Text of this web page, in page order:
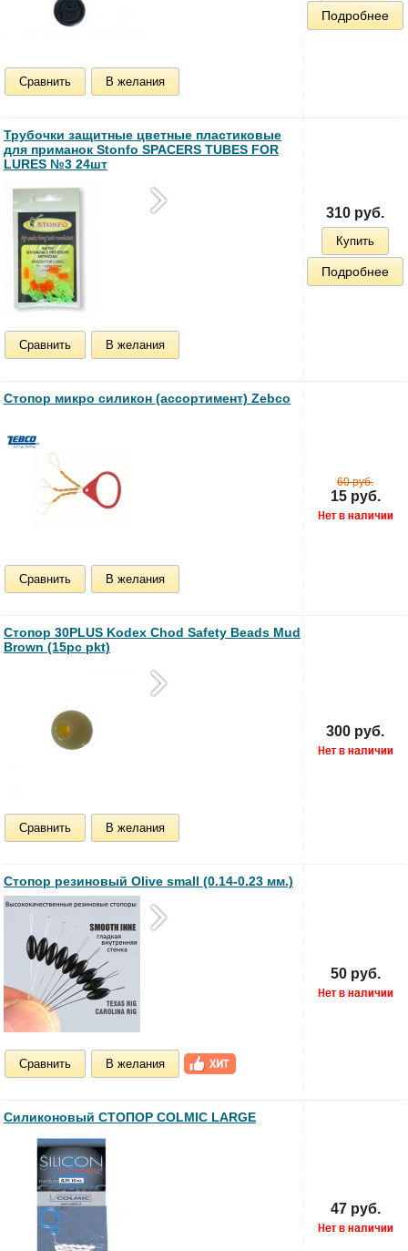
Сравнить В желания
Подробнее
Трубочки защитные цветные пластиковые
для приманок Stonfo SPACERS TUBES FOR
LURES №3 24шт
Сравнить В желания
310 руб.
Купить
Подробнее
Стопор микро силикон (ассортимент) Zebco
Сравнить В желания
60 руб.
15 руб.
Стопор 30PLUS Kodex Chod Safety Beads Mud
Brown (15pc pkt)
Сравнить В желания
300 руб.
Стопор резиновый Olive small (0.14-0.23 мм.)
Сравнить В желания
50 руб.
Силиконовый СТОПОР COLMIC LARGE
47 руб.